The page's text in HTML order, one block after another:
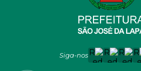
Siga-nos